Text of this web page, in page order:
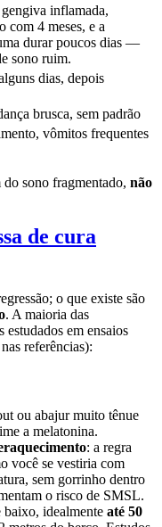
inflamada,
com 4 meses, e a
durar poucos dias —
sono ruim.
dias, depois
brusca, sem padrão
vômitos frequentes
sono fragmentado, não
de cura
o que existe são
. A maioria das
estudados em ensaios
referências):
ou abajur muito tênue
a melatonina.
: a regra
você se vestiria com
sem gorrinho dentro
o risco de SMSL.
baixo, idealmente até 50